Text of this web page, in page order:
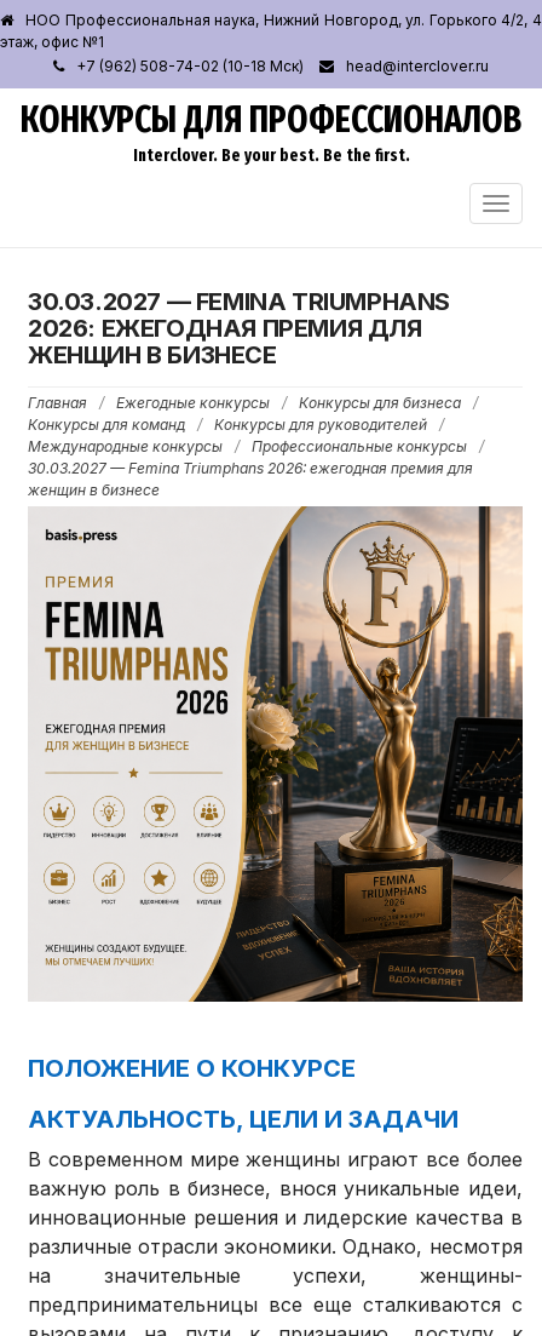
НОО Профессиональная наука, Нижний Новгород, ул. Горького 4/2, 4
этаж, офис №1
+7 (962) 508-74-02 (10-18 Мск)
head@interclover.ru
КОНКУРСЫ ДЛЯ ПРОФЕССИОНАЛОВ
Interclover. Be your best. Be the first.
30.03.2027 — FEMINA TRIUMPHANS
2026: ЕЖЕГОДНАЯ ПРЕМИЯ ДЛЯ
ЖЕНЩИН В БИЗНЕСЕ
Главная / Ежегодные конкурсы / Конкурсы для бизнеса
/
Конкурсы для команд
/ Конкурсы для руководителей
/
Международные конкурсы
/ Профессиональные конкурсы
/
30.03.2027 — Femina Triumphans 2026: ежегодная премия для
женщин в бизнесе
ПОЛОЖЕНИЕ О КОНКУРСЕ
АКТУАЛЬНОСТЬ, ЦЕЛИ И ЗАДАЧИ
В современном мире женщины играют все более
важную роль в бизнесе, внося уникальные идеи,
инновационные решения и лидерские качества в
различные отрасли экономики. Однако, несмотря
на значительные успехи, женщины-
предпринимательницы все еще сталкиваются с